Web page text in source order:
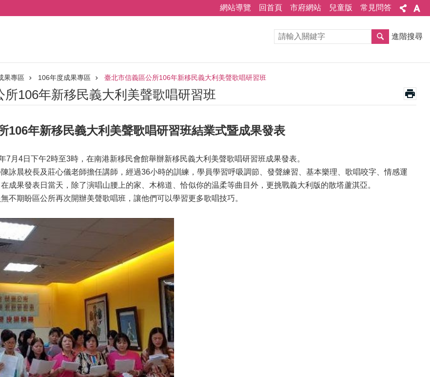
網站導覽 回首頁 市府網站 兒童版 常見問答
進階搜尋
果專區 106年度成果專區 臺北市信義區公所106年新移民義大利美聲歌唱研習班
所106年新移民義大利美聲歌唱研習班
106年新移民義大利美聲歌唱研習班結業式暨成果發表
7月4日下午2時至3時，在南港新移民會館舉辦新移民義大利美聲歌唱研習班成果發表。
詠晨校長及莊心儀老師擔任講師，經過36小時的訓練，學員學習呼吸調節、發聲練習、基本樂理、歌唱咬字、情感運
成果發表日當天，除了演唱山腰上的家、木棉道、恰似你的温柔等曲目外，更挑戰義大利版的散塔蘆淇亞。
不期盼區公所再次開辦美聲歌唱班，讓他們可以學習更多歌唱技巧。